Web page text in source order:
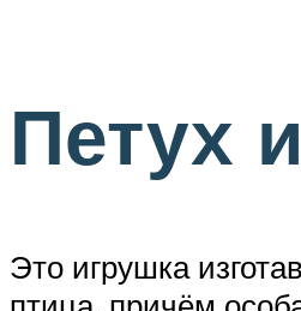
Петух
Это игрушка